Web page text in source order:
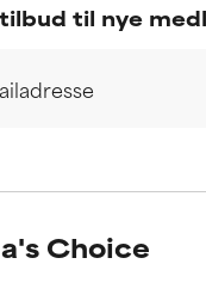
til nye
Choice